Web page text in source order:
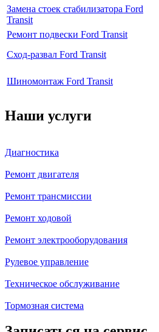
Замена стоек стабилизатора Ford
Transit
Ремонт подвески Ford Transit
Сход-развал Ford Transit
Шиномонтаж Ford Transit
Наши услуги
Диагностика
Ремонт двигателя
Ремонт трансмиссии
Ремонт ходовой
Ремонт электрооборудования
Рулевое управление
Техническое обслуживание
Тормозная система